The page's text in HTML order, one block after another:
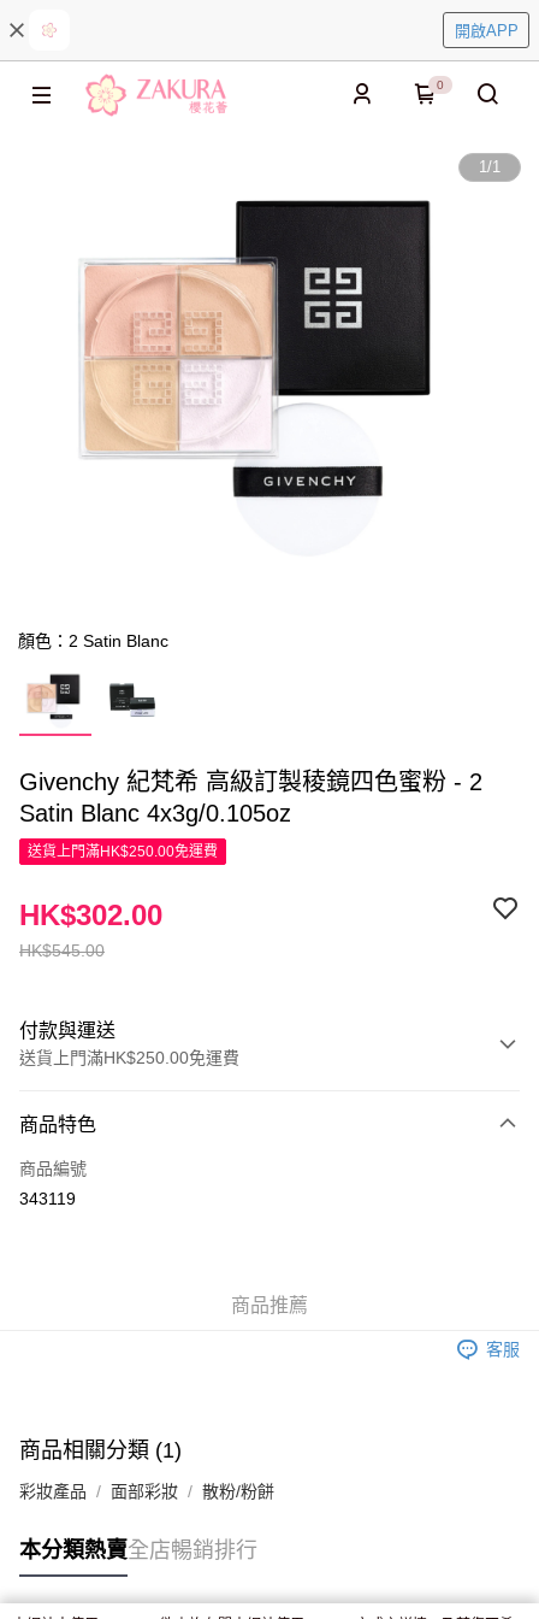
開啟APP
0
1/1
顏色：2 Satin Blanc
Givenchy 紀梵希 高級訂製稜鏡四色蜜粉 - 2
Satin Blanc 4x3g/0.105oz
送貨上門滿HK$250.00免運費
HK$545.00
HK$302.00
付款與運送
送貨上門滿HK$250.00免運費
信用卡
Apple Pay
付款後門市自取，訂單確認後2-4個工作天到店，7天內取。逾期後
商品特色
商品編號
343119
商品推薦
客服
商品相關分類 (1)
彩妝產品 面部彩妝 散粉/粉餅
本分類熱賣全店暢銷排行